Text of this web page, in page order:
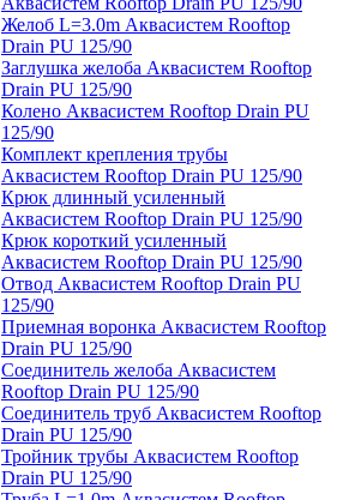
Желоб L=3.0m Аквасистем Rooftop
Drain PU 125/90
Заглушка желоба Аквасистем Rooftop
Drain PU 125/90
Колено Аквасистем Rooftop Drain PU
125/90
Комплект крепления трубы
Аквасистем Rooftop Drain PU 125/90
Крюк длинный усиленный
Аквасистем Rooftop Drain PU 125/90
Крюк короткий усиленный
Аквасистем Rooftop Drain PU 125/90
Отвод Аквасистем Rooftop Drain PU
125/90
Приемная воронка Аквасистем Rooftop
Drain PU 125/90
Соединитель желоба Аквасистем
Rooftop Drain PU 125/90
Соединитель труб Аквасистем Rooftop
Drain PU 125/90
Тройник трубы Аквасистем Rooftop
Drain PU 125/90